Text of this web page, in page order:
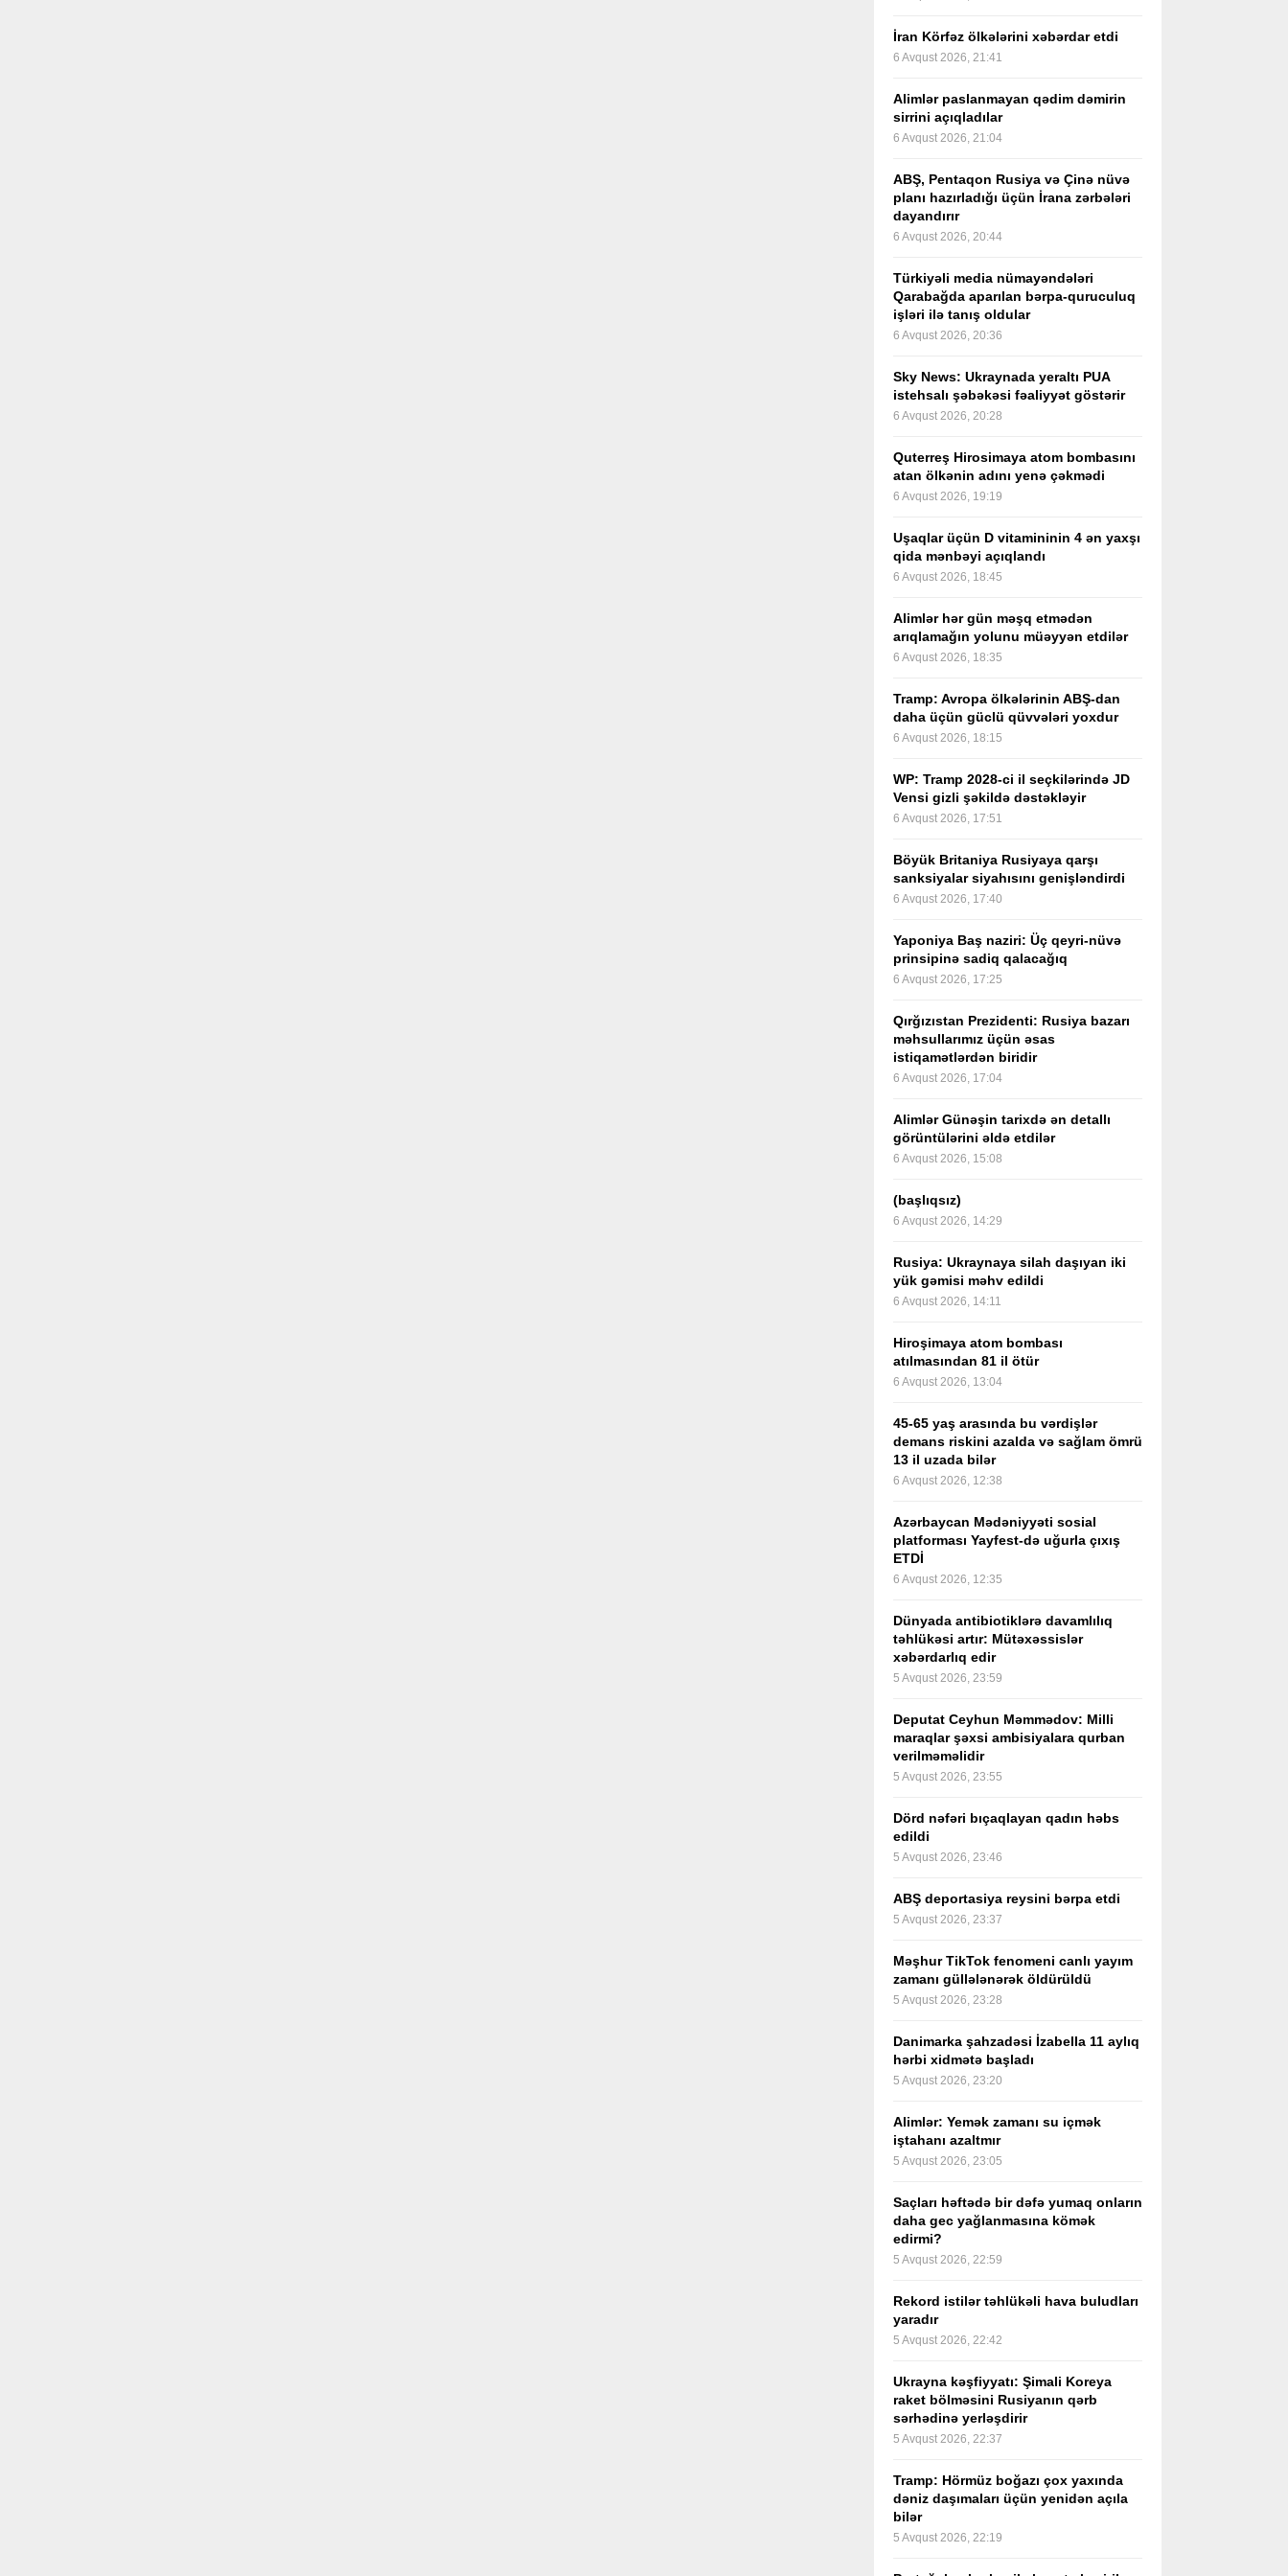
İran Körfəz ölkələrini xəbərdar etdi
6 Avqust 2026, 21:41
Alimlər paslanmayan qədim dəmirin
sirrini açıqladılar
6 Avqust 2026, 21:04
ABŞ, Pentaqon Rusiya və Çinə nüvə
planı hazırladığı üçün İrana zərbələri
dayandırır
6 Avqust 2026, 20:44
Türkiyəli media nümayəndələri
Qarabağda aparılan bərpa-quruculuq
işləri ilə tanış oldular
6 Avqust 2026, 20:36
Sky News: Ukraynada yeraltı PUA
istehsalı şəbəkəsi fəaliyyət göstərir
6 Avqust 2026, 20:28
Quterreş Hirosimaya atom bombasını
atan ölkənin adını yenə çəkmədi
6 Avqust 2026, 19:19
Uşaqlar üçün D vitamininin 4 ən yaxşı
qida mənbəyi açıqlandı
6 Avqust 2026, 18:45
Alimlər hər gün məşq etmədən
arıqlamağın yolunu müəyyən etdilər
6 Avqust 2026, 18:35
Tramp: Avropa ölkələrinin ABŞ-dan
daha üçün güclü qüvvələri yoxdur
6 Avqust 2026, 18:15
WP: Tramp 2028-ci il seçkilərində JD
Vensi gizli şəkildə dəstəkləyir
6 Avqust 2026, 17:51
Böyük Britaniya Rusiyaya qarşı
sanksiyalar siyahısını genişləndirdi
6 Avqust 2026, 17:40
Yaponiya Baş naziri: Üç qeyri-nüvə
prinsipinə sadiq qalacağıq
6 Avqust 2026, 17:25
Qırğızıstan Prezidenti: Rusiya bazarı
məhsullarımız üçün əsas
istiqamətlərdən biridir
6 Avqust 2026, 17:04
Alimlər Günəşin tarixdə ən detallı
görüntülərini əldə etdilər
6 Avqust 2026, 15:08
(başlıqsız)
6 Avqust 2026, 14:29
Rusiya: Ukraynaya silah daşıyan iki
yük gəmisi məhv edildi
6 Avqust 2026, 14:11
Hiroşimaya atom bombası
atılmasından 81 il ötür
6 Avqust 2026, 13:04
45-65 yaş arasında bu vərdişlər
demans riskini azalda və sağlam ömrü
13 il uzada bilər
6 Avqust 2026, 12:38
Azərbaycan Mədəniyyəti sosial
platforması Yayfest-də uğurla çıxış
ETDİ
6 Avqust 2026, 12:35
Dünyada antibiotiklərə davamlılıq
təhlükəsi artır: Mütəxəssislər
xəbərdarlıq edir
5 Avqust 2026, 23:59
Deputat Ceyhun Məmmədov: Milli
maraqlar şəxsi ambisiyalara qurban
verilməməlidir
5 Avqust 2026, 23:55
Dörd nəfəri bıçaqlayan qadın həbs
edildi
5 Avqust 2026, 23:46
ABŞ deportasiya reysini bərpa etdi
5 Avqust 2026, 23:37
Məşhur TikTok fenomeni canlı yayım
zamanı güllələnərək öldürüldü
5 Avqust 2026, 23:28
Danimarka şahzadəsi İzabella 11 aylıq
hərbi xidmətə başladı
5 Avqust 2026, 23:20
Alimlər: Yemək zamanı su içmək
iştahanı azaltmır
5 Avqust 2026, 23:05
Saçları həftədə bir dəfə yumaq onların
daha gec yağlanmasına kömək
edirmi?
5 Avqust 2026, 22:59
Rekord istilər təhlükəli hava buludları
yaradır
5 Avqust 2026, 22:42
Ukrayna kəşfiyyatı: Şimali Koreya
raket bölməsini Rusiyanın qərb
sərhədinə yerləşdirir
5 Avqust 2026, 22:37
Tramp: Hörmüz boğazı çox yaxında
dəniz daşımaları üçün yenidən açıla
bilər
5 Avqust 2026, 22:19